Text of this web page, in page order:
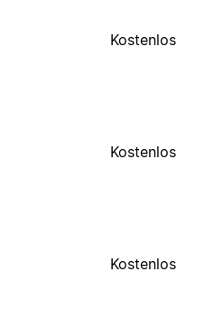
Kostenlos
Kostenlos
Kostenlos